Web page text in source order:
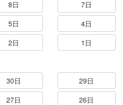
8日
7日
5日
4日
2日 1日
30日
29日
27日
26日